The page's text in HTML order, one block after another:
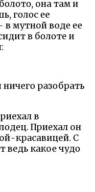
она там и
голос ее
мутной воде ее
в болоте и
ничего разобрать
в
Приехал он
красавицей. С
ведь какое чудо